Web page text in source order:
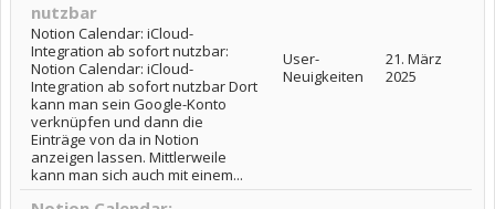
nutzbar
Notion Calendar: iCloud-
Integration ab sofort nutzbar:
Notion Calendar: iCloud-
Integration ab sofort nutzbar Dort
kann man sein Google-Konto
verknüpfen und dann die
Einträge von da in Notion
anzeigen lassen. Mittlerweile
kann man sich auch mit einem...
User-
Neuigkeiten
21. März
2025